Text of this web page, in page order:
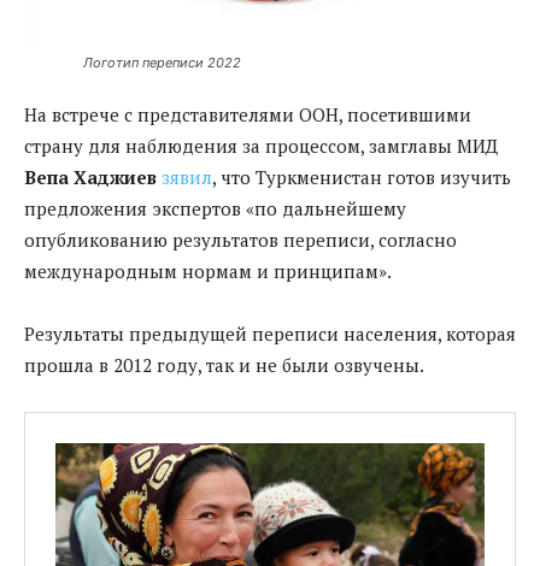
Логотип переписи 2022
На встрече с представителями ООН, посетившими
страну для наблюдения за процессом, замглавы МИД
Вепа Хаджиев зявил, что Туркменистан готов изучить
предложения экспертов «по дальнейшему
опубликованию результатов переписи, согласно
международным нормам и принципам».
Результаты предыдущей переписи населения, которая
прошла в 2012 году, так и не были озвучены.